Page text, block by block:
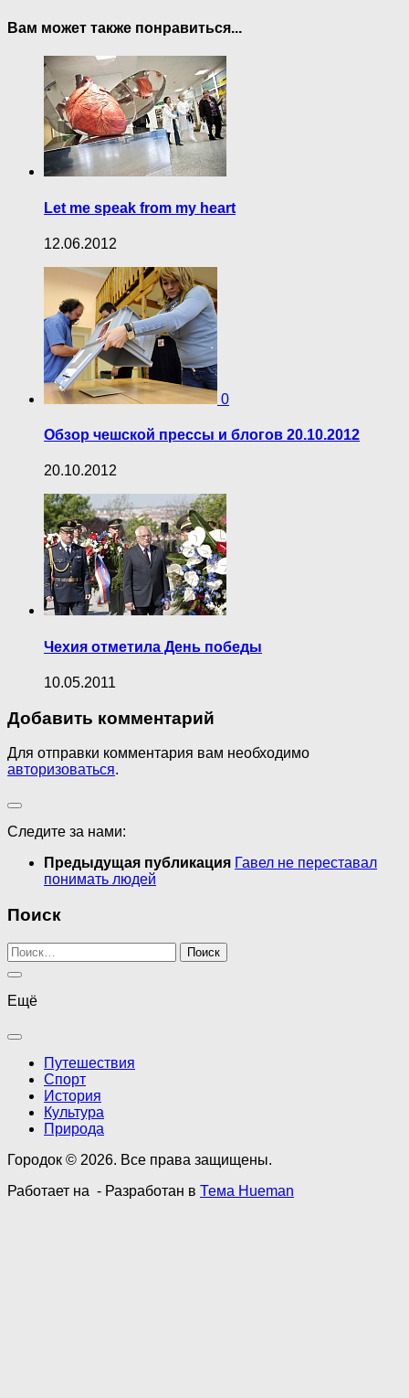
Вам может также понравиться...
Let me speak from my heart
12.06.2012
0
Обзор чешской прессы и блогов 20.10.2012
20.10.2012
Чехия отметила День победы
10.05.2011
Добавить комментарий
Для отправки комментария вам необходимо
авторизоваться.
Следите за нами:
Предыдущая публикация Гавел не переставал
понимать людей
Поиск
Найти:
Ещё
Путешествия
Спорт
История
Культура
Природа
Городок © 2026. Все права защищены.
Работает на - Разработан в Тема Hueman